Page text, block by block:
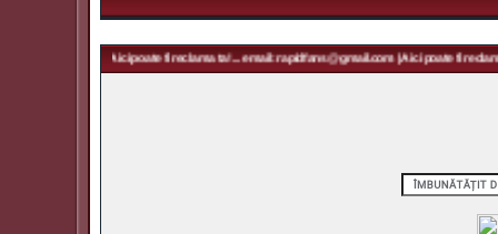
| Aici poate fi reclama ta! ... email: rapidfans@gmail.com | Aici poate fi reclama